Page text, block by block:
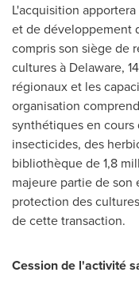
L'acquisition
et de développement
compris son siège de
cultures à Delaware,
régionaux et les
organisation
synthétiques en
insecticides, des
bibliothèque de 1,8
majeure partie de
protection des
de cette transaction.
Cession de l'activité